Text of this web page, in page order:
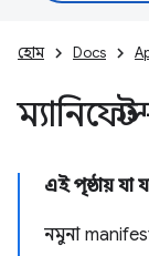
হোম Docs
এই পৃষ্ঠায় যা
নমুনা